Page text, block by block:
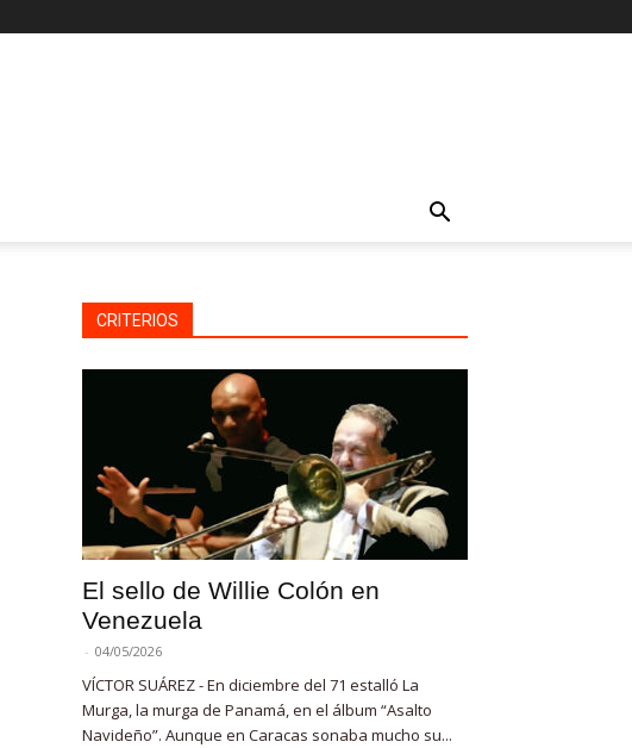
CRITERIOS
El sello de Willie Colón en
Venezuela
- 04/05/2026
VÍCTOR SUÁREZ - En diciembre del 71 estalló La
Murga, la murga de Panamá, en el álbum “Asalto
Navideño”. Aunque en Caracas sonaba mucho su...